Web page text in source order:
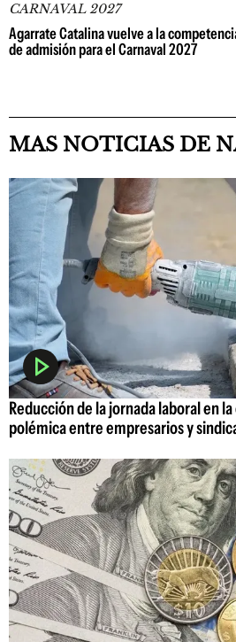
CARNAVAL 2027
Agarrate Catalina vuelve a la
de admisión para el Carnaval 2027
MAS NOTICIAS DE
Reducción de la jornada laboral en
polémica entre empresarios y